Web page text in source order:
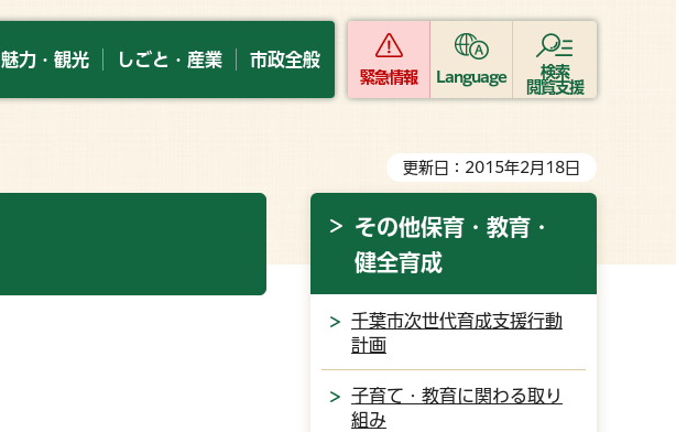
魅力・観光 しごと・産業 市政全般
緊急情報 Language
検索
閲覧支援
更新日：2015年2月18日
その他保育・教育・
健全育成
千葉市次世代育成支援行動
計画
子育て・教育に関わる取り
組み